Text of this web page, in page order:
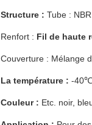
Structure : Tube : NBR
Renfort : Fil de haute
Couverture : Mélange
La température : -
Couleur : Etc. noir,